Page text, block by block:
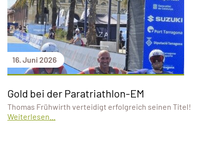
16. Juni 2026
Gold bei der Paratriathlon-EM
Thomas Frühwirth verteidigt erfolgreich seinen Titel!
Weiterlesen...